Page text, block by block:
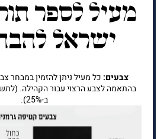
מעיל לספר
ישראל
צבעים: כל מעיל ניתן להזמין במבחר
בהתאמה לצבע הרצוי עבור הקהילה.
ב-25%).